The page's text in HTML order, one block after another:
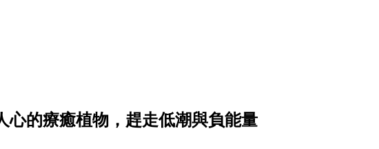
心的療癒植物，趕走低潮與負能量